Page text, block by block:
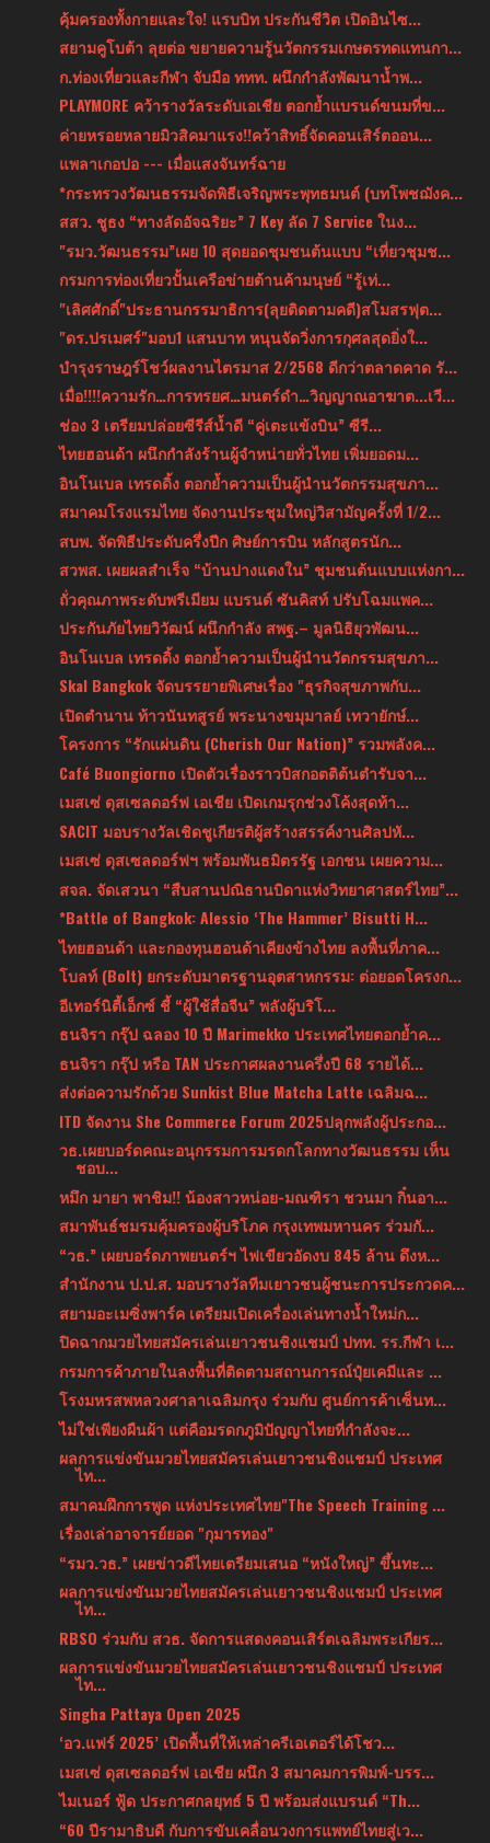
คุ้มครองทั้งกายและใจ! แรบบิท ประกันชีวิต เปิดอินไซ...
สยามคูโบต้า ลุยต่อ ขยายความรู้นวัตกรรมเกษตรทดแทนกา...
ก.ท่องเที่ยวและกีฬา จับมือ ททท. ผนึกกำลังพัฒนาน้ำพ...
PLAYMORE คว้ารางวัลระดับเอเชีย ตอกย้ำแบรนด์ขนมที่ข...
ค่ายหรอยหลายมิวสิคมาแรง!!คว้าสิทธิ์จัดคอนเสิร์ตออน...
แพลาเกอปอ --- เมื่อแสงจันทร์ฉาย
*กระทรวงวัฒนธรรมจัดพิธีเจริญพระพุทธมนต์ (บทโพชฌังค...
สสว. ชูธง “ทางลัดอัจฉริยะ” 7 Key ลัด 7 Service ในง...
"รมว.วัฒนธรรม”เผย 10 สุดยอดชุมชนต้นแบบ “เที่ยวชุมช...
กรมการท่องเที่ยวปั้นเครือข่ายต้านค้ามนุษย์ “รู้เท่...
"เลิศศักดิ์"ประธานกรรมาธิการ(ลุยติดตามคดี)สโมสรฟุต...
"ดร.ปรเมศร์"มอบ1 แสนบาท หนุนจัดวิ่งการกุศลสุดยิ่งใ...
บำรุงราษฎร์โชว์ผลงานไตรมาส 2/2568 ดีกว่าตลาดคาด รั...
เมื่อ!!!!ความรัก…การทรยศ…มนตร์ดำ…วิญญาณอาฆาต...เวี...
ช่อง 3 เตรียมปล่อยซีรีส์น้ำดี “คู่เตะแข้งบิน” ซีรี...
ไทยฮอนด้า ผนึกกำลังร้านผู้จำหน่ายทั่วไทย เพิ่มยอดม...
อินโนเบล เทรดดิ้ง ตอกย้ำความเป็นผู้นำนวัตกรรมสุขภา...
สมาคมโรงแรมไทย จัดงานประชุมใหญ่วิสามัญครั้งที่ 1/2...
สบพ. จัดพิธีประดับครึ่งปีก ศิษย์การบิน หลักสูตรนัก...
สวพส. เผยผลสำเร็จ “บ้านปางแดงใน” ชุมชนต้นแบบแห่งกา...
ถั่วคุณภาพระดับพรีเมียม แบรนด์ ซันคิสท์ ปรับโฉมแพค...
ประกันภัยไทยวิวัฒน์ ผนึกกำลัง สพฐ.– มูลนิธิยุวพัฒน...
อินโนเบล เทรดดิ้ง ตอกย้ำความเป็นผู้นำนวัตกรรมสุขภา...
Skal Bangkok จัดบรรยายพิเศษเรื่อง "ธุรกิจสุขภาพกับ...
เปิดตำนาน ท้าวนันทสูรย์ พระนางขมุมาลย์ เทวายักษ์...
โครงการ “รักแผ่นดิน (Cherish Our Nation)” รวมพลังค...
Café Buongiorno เปิดตัวเรื่องราวบิสกอตติต้นตำรับจา...
เมสเซ่ ดุสเซลดอร์ฟ เอเชีย เปิดเกมรุกช่วงโค้งสุดท้า...
SACIT มอบรางวัลเชิดชูเกียรติผู้สร้างสรรค์งานศิลปหั...
เมสเซ่ ดุสเซลดอร์ฟฯ พร้อมพันธมิตรรัฐ เอกชน เผยความ...
สจล. จัดเสวนา “สืบสานปณิธานบิดาแห่งวิทยาศาสตร์ไทย”...
*Battle of Bangkok: Alessio ‘The Hammer’ Bisutti H...
ไทยฮอนด้า และกองทุนฮอนด้าเคียงข้างไทย ลงพื้นที่ภาค...
โบลท์ (Bolt) ยกระดับมาตรฐานอุตสาหกรรม: ต่อยอดโครงก...
อีเทอร์นิตี้เอ็กซ์ ชี้ “ผู้ใช้สื่อจีน” พลังผู้บริโ...
ธนจิรา กรุ๊ป ฉลอง 10 ปี Marimekko ประเทศไทยตอกย้ำค...
ธนจิรา กรุ๊ป หรือ TAN ประกาศผลงานครึ่งปี 68 รายได้...
ส่งต่อความรักด้วย Sunkist Blue Matcha Latte เฉลิมฉ...
ITD จัดงาน She Commerce Forum 2025ปลุกพลังผู้ประกอ...
วธ.เผยบอร์ดคณะอนุกรรมการมรดกโลกทางวัฒนธรรม เห็น
ชอบ...
หมึก มายา พาชิม!! น้องสาวหน่อย-มณฑิรา ชวนมา กิ๋นอา...
สมาพันธ์ชมรมคุ้มครองผู้บริโภค กรุงเทพมหานคร ร่วมกั...
“วธ.” เผยบอร์ดภาพยนตร์ฯ ไฟเขียวอัดงบ 845 ล้าน ดึงห...
สำนักงาน ป.ป.ส. มอบรางวัลทีมเยาวชนผู้ชนะการประกวดค...
สยามอะเมซิ่งพาร์ค เตรียมเปิดเครื่องเล่นทางน้ำใหม่ก...
ปิดฉากมวยไทยสมัครเล่นเยาวชนชิงแชมป์ ปทท. รร.กีฬา เ...
กรมการค้าภายในลงพื้นที่ติดตามสถานการณ์ปุ๋ยเคมีและ ...
โรงมหรสพหลวงศาลาเฉลิมกรุง ร่วมกับ ศูนย์การค้าเซ็นท...
ไม่ใช่เพียงผืนผ้า แต่คือมรดกภูมิปัญญาไทยที่กำลังจะ...
ผลการแข่งขันมวยไทยสมัครเล่นเยาวชนชิงแชมป์ ประเทศ
ไท...
สมาคมฝึกการพูด แห่งประเทศไทย"The Speech Training ...
เรื่องเล่าอาจารย์ยอด "กุมารทอง"
“รมว.วธ.” เผยข่าวดีไทยเตรียมเสนอ “หนังใหญ่” ขึ้นทะ...
ผลการแข่งขันมวยไทยสมัครเล่นเยาวชนชิงแชมป์ ประเทศ
ไท...
RBSO ร่วมกับ สวธ. จัดการแสดงคอนเสิร์ตเฉลิมพระเกียร...
ผลการแข่งขันมวยไทยสมัครเล่นเยาวชนชิงแชมป์ ประเทศ
ไท...
Singha Pattaya Open 2025
‘อว.แฟร์ 2025’ เปิดพื้นที่ให้เหล่าครีเอเตอร์ได้โชว...
เมสเซ่ ดุสเซลดอร์ฟ เอเชีย ผนึก 3 สมาคมการพิมพ์-บรร...
ไมเนอร์ ฟู้ด ประกาศกลยุทธ์ 5 ปี พร้อมส่งแบรนด์ “Th...
“60 ปีรามาธิบดี กับการขับเคลื่อนวงการแพทย์ไทยสู่เว...